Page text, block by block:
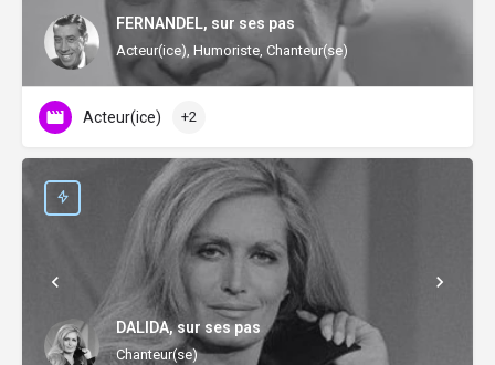
FERNANDEL, sur ses pas
Acteur(ice), Humoriste, Chanteur(se)
Acteur(ice) +2
DALIDA, sur ses pas
Chanteur(se)